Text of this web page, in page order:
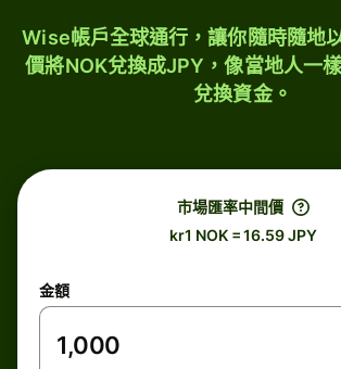
Wise帳戶全球通行，讓你隨時隨地
價將NOK兌換成JPY，像當地人一
兌換資金。
市場匯率中間價
kr1 NOK = 16.59 JPY
金額